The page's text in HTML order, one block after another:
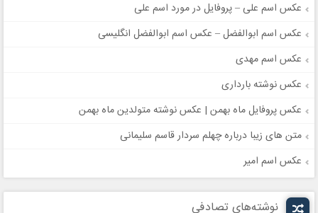
عکس اسم علی – پروفایل در مورد اسم علی
عکس اسم ابوالفضل – عکس اسم ابوالفضل انگلیسی
عکس اسم مهدی
عکس نوشته بارداری
عکس پروفایل ماه بهمن | عکس نوشته متولدین ماه بهمن
متن های زیبا درباره چهلم سردار قاسم سلیمانی
عکس اسم امیر
نوشته‌های تصادفی